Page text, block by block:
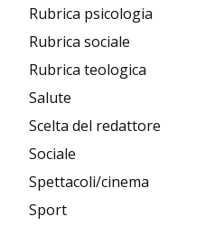
Rubrica psicologia
Rubrica sociale
Rubrica teologica
Salute
Scelta del redattore
Sociale
Spettacoli/cinema
Sport